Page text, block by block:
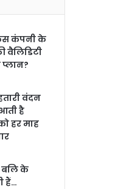
कंपनी के
वैलिडिटी
वंदन
है
हर माह
बलि के
हैं…